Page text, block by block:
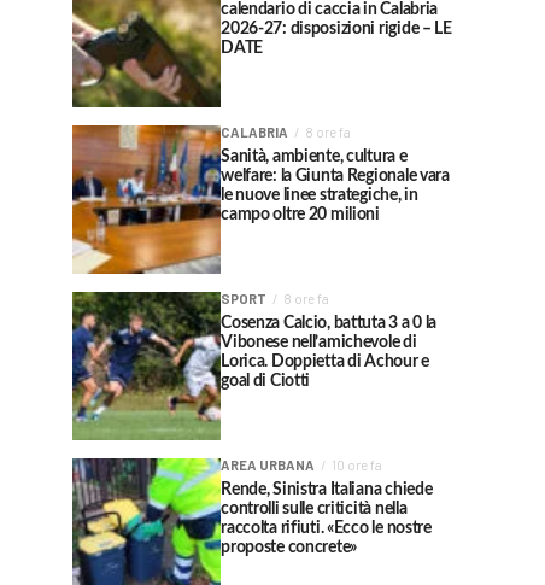
calendario di caccia in Calabria
2026-27: disposizioni rigide – LE
DATE
CALABRIA 8 ore fa
Sanità, ambiente, cultura e
welfare: la Giunta Regionale vara
le nuove linee strategiche, in
campo oltre 20 milioni
SPORT 8 ore fa
Cosenza Calcio, battuta 3 a 0 la
Vibonese nell’amichevole di
Lorica. Doppietta di Achour e
goal di Ciotti
AREA URBANA 10 ore fa
Rende, Sinistra Italiana chiede
controlli sulle criticità nella
raccolta rifiuti. «Ecco le nostre
proposte concrete»